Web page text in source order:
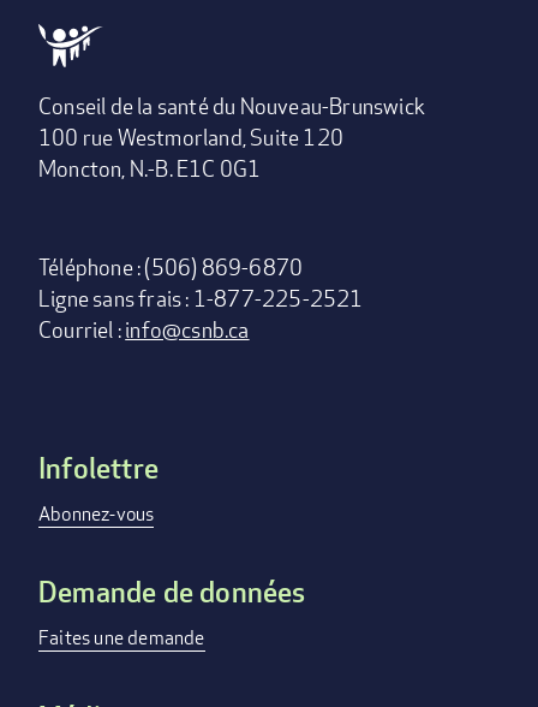
Conseil de la santé du Nouveau-Brunswick
100 rue Westmorland, Suite 120
Moncton, N.-B. E1C 0G1
Téléphone : (506) 869-6870
Ligne sans frais : 1-877-225-2521
Courriel :info@csnb.ca
Footer
menu
Infolettre
Abonnez-vous
Demande de données
Faites une demande